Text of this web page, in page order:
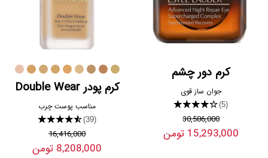
کرم دور چشم
جوان ساز قوی
★★★★★(5)
30,586,000
15,293,000 تومن
کرم پودر Double Wear
مناسب پوست چرب
★★★★★(39)
16,416,000
8,208,000 تومن